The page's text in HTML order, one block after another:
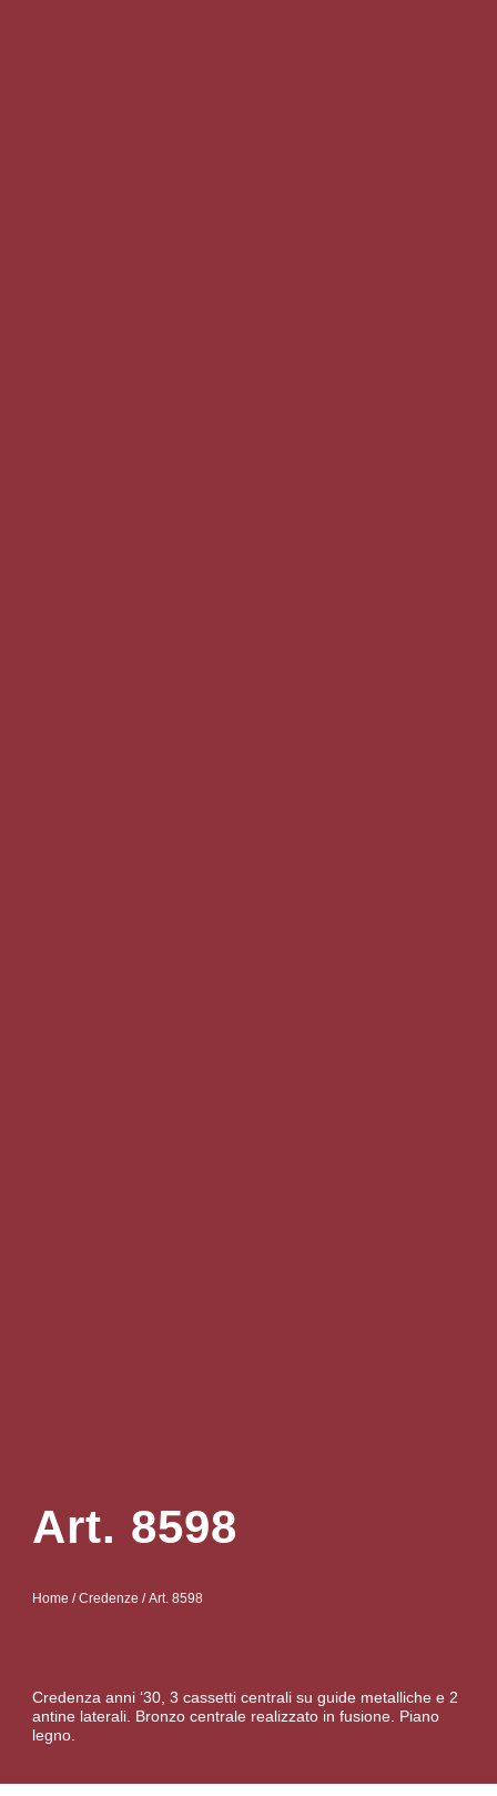
Art. 8598
Home /Credenze / Art. 8598
Credenza anni ‘30, 3 cassetti centrali su guide metalliche e 2
antine laterali. Bronzo centrale realizzato in fusione. Piano
legno.